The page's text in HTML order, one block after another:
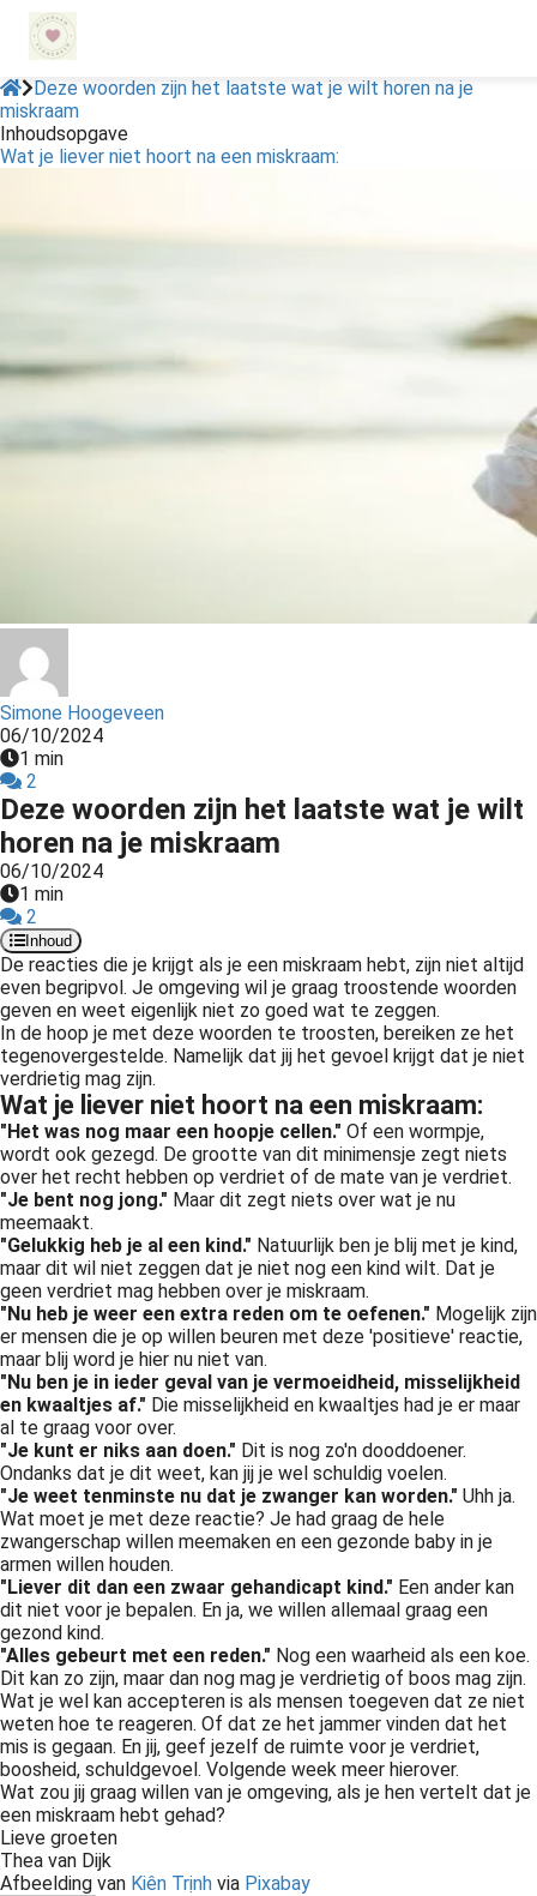
Deze woorden zijn het laatste wat je wilt horen na je
miskraam
Inhoudsopgave
Wat je liever niet hoort na een miskraam:
Simone Hoogeveen
06/10/2024
1 min
2
Deze woorden zijn het laatste wat je wilt
horen na je miskraam
06/10/2024
1 min
2
Inhoud
De reacties die je krijgt als je een miskraam hebt, zijn niet altijd
even begripvol. Je omgeving wil je graag troostende woorden
geven en weet eigenlijk niet zo goed wat te zeggen.
In de hoop je met deze woorden te troosten, bereiken ze het
tegenovergestelde. Namelijk dat jij het gevoel krijgt dat je niet
verdrietig mag zijn.
Wat je liever niet hoort na een miskraam:
"Het was nog maar een hoopje cellen." Of een wormpje,
wordt ook gezegd. De grootte van dit minimensje zegt niets
over het recht hebben op verdriet of de mate van je verdriet.
"Je bent nog jong." Maar dit zegt niets over wat je nu
meemaakt.
"Gelukkig heb je al een kind." Natuurlijk ben je blij met je kind,
maar dit wil niet zeggen dat je niet nog een kind wilt. Dat je
geen verdriet mag hebben over je miskraam.
"Nu heb je weer een extra reden om te oefenen." Mogelijk zijn
er mensen die je op willen beuren met deze 'positieve' reactie,
maar blij word je hier nu niet van.
"Nu ben je in ieder geval van je vermoeidheid, misselijkheid
en kwaaltjes af." Die misselijkheid en kwaaltjes had je er maar
al te graag voor over.
"Je kunt er niks aan doen." Dit is nog zo'n dooddoener.
Ondanks dat je dit weet, kan jij je wel schuldig voelen.
"Je weet tenminste nu dat je zwanger kan worden." Uhh ja.
Wat moet je met deze reactie? Je had graag de hele
zwangerschap willen meemaken en een gezonde baby in je
armen willen houden.
"Liever dit dan een zwaar gehandicapt kind." Een ander kan
dit niet voor je bepalen. En ja, we willen allemaal graag een
gezond kind.
"Alles gebeurt met een reden." Nog een waarheid als een koe.
Dit kan zo zijn, maar dan nog mag je verdrietig of boos mag zijn.
Wat je wel kan accepteren is als mensen toegeven dat ze niet
weten hoe te reageren. Of dat ze het jammer vinden dat het
mis is gegaan. En jij, geef jezelf de ruimte voor je verdriet,
boosheid, schuldgevoel. Volgende week meer hierover.
Wat zou jij graag willen van je omgeving, als je hen vertelt dat je
een miskraam hebt gehad?
Lieve groeten
Thea van Dijk
Afbeelding van Kiên Trịnh via Pixabay
policy
om
worden
om
te
over
van
op
gebruikt
te
de
Hierdoor
website-
van